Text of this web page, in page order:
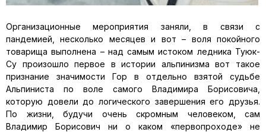
Организационные мероприятия заняли, в связи с
пандемией, несколько месяцев и вот – воля покойного
товарища выполнена – над самым истоком ледника Туюк-
Су произошло первое в истории альпинизма вот такое
признание значимости Гор в отдельно взятой судьбе
Альпиниста по воле самого Владимира Борисовича,
которую довели до логического завершения его друзья.
По жизни, будучи очень скромным человеком, сам
Владимир Борисович ни о каком «первопроходе» не